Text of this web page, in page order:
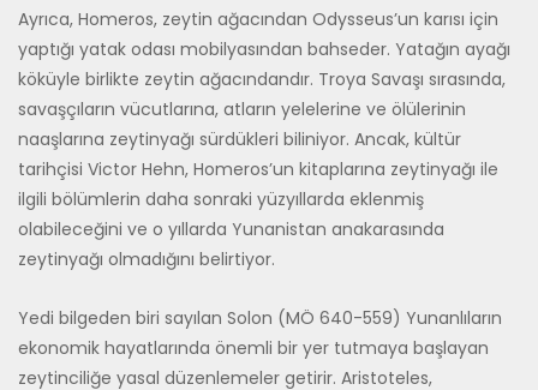
Ayrıca, Homeros, zeytin ağacından Odysseus’un karısı için
yaptığı ya­tak odası mobilyasından bahseder. Yatağın ayağı
köküyle birlikte zeytin ağacındandır. Troya Savaşı sırasında,
savaşçıların vücutlarına, atların yelelerine ve ölülerinin
naaşlarına zeytinyağı sürdükleri biliniyor. An­cak, kültür
tarihçisi Victor Hehn, Homeros’un kitaplarına zeytinyağı ile
ilgili bölümlerin daha sonraki yüzyıllarda eklenmiş
olabileceğini ve o yıllarda Yunanistan anakarasında
zeytinyağı olmadığını belirtiyor.
Yedi bilgeden biri sayılan Solon (MÖ 640-559) Yunanlıların
ekonomik hayatlarında önemli bir yer tutmaya başlayan
zeytinciliğe yasal düzen­lemeler getirir. Aristoteles,